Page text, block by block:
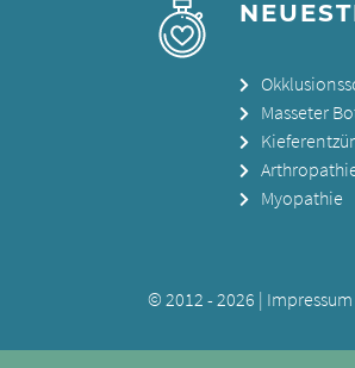
Masseter
Myopathie
© 2012 - 2026 | Impressum